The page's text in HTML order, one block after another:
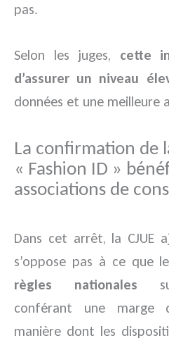
pas.
Selon les juges, cette
d’assurer un niveau
données et une meilleure
La confirmation de
« Fashion ID »
associations de
Dans cet arrêt, la CJUE
s’oppose pas à ce que
règles nationales
conférant une marge
manière dont les